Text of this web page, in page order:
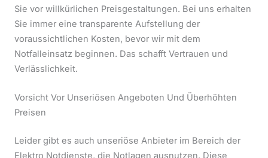
Sie vor willkürlichen Preisgestaltungen. Bei uns erhalten
Sie immer eine transparente Aufstellung der
voraussichtlichen Kosten, bevor wir mit dem
Notfalleinsatz beginnen. Das schafft Vertrauen und
Verlässlichkeit.
Vorsicht Vor Unseriösen Angeboten Und Überhöhten
Preisen
Leider gibt es auch unseriöse Anbieter im Bereich der
Elektro Notdienste, die Notlagen ausnutzen. Diese